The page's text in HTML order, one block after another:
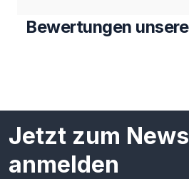
Bewertungen
Jetzt zum
anmelden